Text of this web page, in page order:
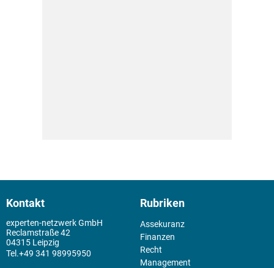
Kontakt
experten-netzwerk GmbH
Reclamstraße 42
04315 Leipzig
+49 341 98995950
Rubriken
Assekuranz
Finanzen
Recht
Management